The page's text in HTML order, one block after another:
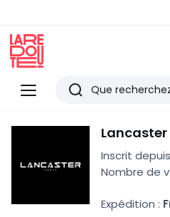
Menu
Redoute
Rechercher
articles
vus
Lancaster
Inscrit
Nombre de
Expédition :